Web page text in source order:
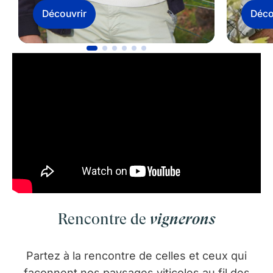
Découvrir
Rencontre de vignerons
Partez à la rencontre de celles et ceux qui